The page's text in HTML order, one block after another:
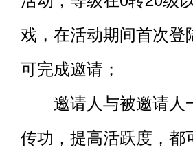
戏，在活动期间首次
可完成邀请；
邀请人与被邀请人
传功，提高活跃度，